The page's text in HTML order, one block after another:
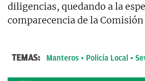
diligencias, quedando a la
comparecencia de la
TEMAS: Manteros Policía Local